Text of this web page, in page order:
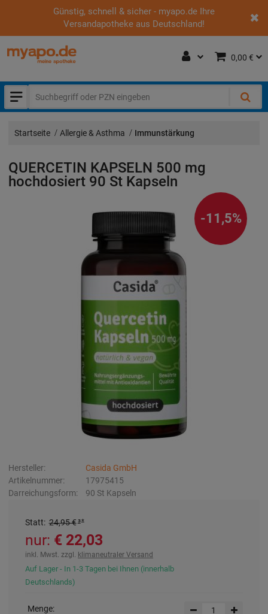
Günstig, schnell & sicher - myapo.de Ihre
Versandapotheke aus Deutschland!
0,00 €
Startseite Allergie & Asthma Immunstärkung
QUERCETIN KAPSELN 500 mg
hochdosiert 90 St Kapseln
-11,5%
Hersteller:
Casida GmbH
Artikelnummer:
17975415
Darreichungsform:
90 St Kapseln
Statt: 24,95 €³
nur: 22,03 €
inkl. Mwst. zzgl. klimaneutraler Versand
Auf Lager - In 1-3 Tagen bei Ihnen (innerhalb
Deutschlands)
Menge: